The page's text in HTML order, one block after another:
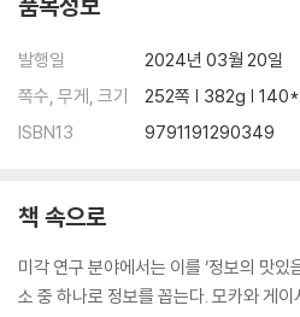
10장 스페셜티 커피를 둘러싸고…,
스페셜티 커피의 조부 211·스페셜티 커피
되지 않은 커피’ 214·SCAA 발족 215·천
8·일본에 파급된 스페셜티 220·냉전이
종장 커피 신세기의 도래
컵 오브 엑설런스의 시대로 233·커피에
브란 무엇일까? 237·서드 웨이브의 무
발행일
2024년 03월 20일
쪽수, 무게, 크기
252쪽 | 382g |
ISBN13
9791191290349
책 속으로
미각 연구 분야에서는 이를 ‘정보의 맛있
소 중 하나로 정보를 꼽는다. 모카와 게이